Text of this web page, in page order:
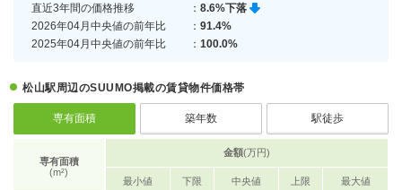
直近3年間の価格推移 ： 8.6%下落
2026年04月中央値の前年比
： 91.4%
2025年04月中央値の前年比
： 100.0%
松山駅周辺のSUUMO掲載の賃貸物件価格帯
専有面積 築年数 駅徒歩
専有面積
(m²)
金額(万円)
最小値 下限 中央値 上限 最大値